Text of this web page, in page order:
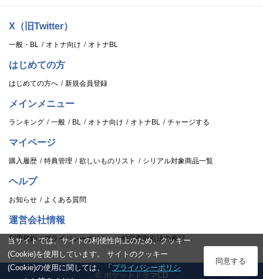
X（旧Twitter）
一般・BL オトナ向け オトナBL
はじめての方
はじめての方へ 新規会員登録
メインメニュー
ランキング 一般 BL オトナ向け オトナBL チャージする
マイページ
購入履歴 特典管理 欲しいものリスト シリアル対象商品一覧
ヘルプ
お知らせ よくある質問
運営会社情報
利用規約 プライバシーポリシー 特定商取引法の表記
© ポケットドラマCD
当サイトでは、サイトの利便性向上のため、クッキー
(Cookie)を使用しています。 サイトのクッキー
(Cookie)の使用に関しては、「 プライバシーポリシ
同意する